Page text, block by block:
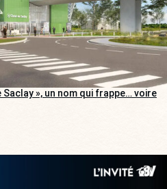
», un nom qui frappe… voire